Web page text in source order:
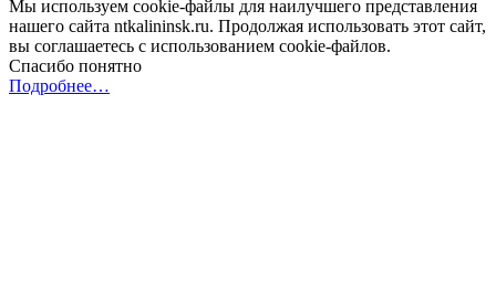
Мы используем cookie-файлы для наилучшего представления
нашего сайта ntkalininsk.ru. Продолжая использовать этот сайт,
вы соглашаетесь с использованием cookie-файлов.
Спасибо понятно
Подробнее…